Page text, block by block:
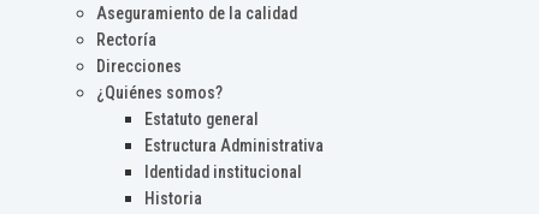
Aseguramiento de la calidad
Rectoría
Direcciones
¿Quiénes somos?
Estatuto general
Estructura Administrativa
Identidad institucional
Historia